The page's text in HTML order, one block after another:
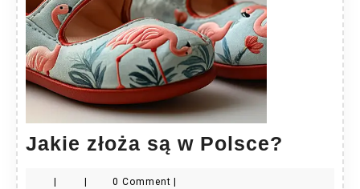
Jakie złoża są w Polsce?
0 Comment